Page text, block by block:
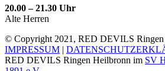
20.00 – 21.30 Uhr
Alte Herren
© Copyright 2021, RED DEVILS Ringen
IMPRESSUM |
RED DEVILS Ringen Heilbronn im SV